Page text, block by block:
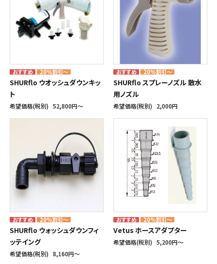
20%割引～
SHURflo ウオッシュダウンキッ
ト
希望価格(税別) 52,800円〜
20%割引～
SHURflo スプレーノズル 散水
用ノズル
希望価格(税別) 2,000円
20%割引～
SHURflo ウォッシュダウンフィ
ッテイング
希望価格(税別) 8,160円〜
20%割引～
Vetus ホースアダプター
希望価格(税別) 5,200円〜